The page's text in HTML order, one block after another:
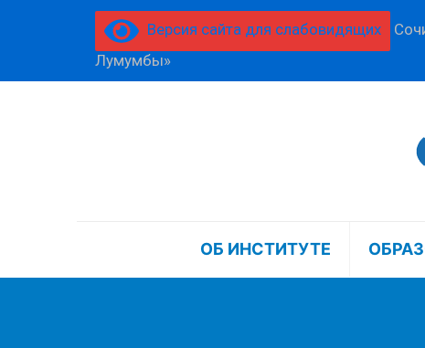
Версия сайта для слабовидящих
Лумумбы»
ОБ ИНСТИТУТЕ